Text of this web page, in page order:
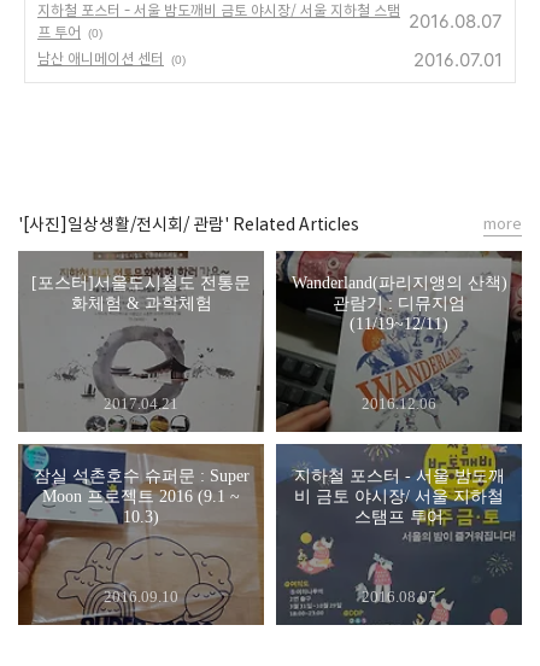
지하철 포스터 - 서울 밤도깨비 금토 야시장/ 서울 지하철 스탬
프 투어
(0)
2016.08.07
남산 애니메이션 센터 (0) 2016.07.01
'[사진]일상생활/전시회/ 관람' Related Articles
[포스터]서울도시철도 전통문
화체험 & 과학체험
2017.04.21
Wanderland(파리지앵의 산책)
관람기 : 디뮤지엄
(11/19~12/11)
2016.12.06
잠실 석촌호수 슈퍼문 : Super
Moon 프로젝트 2016 (9.1 ~
10.3)
2016.09.10
지하철 포스터 - 서울 밤도깨
비 금토 야시장/ 서울 지하철
스탬프 투어
2016.08.07
more